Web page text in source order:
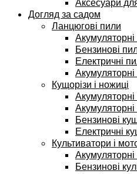
Аксесуари
Догляд за садом
Ланцюгові пили
Бензинові
Електричні
Акумуляторні
Кущорізи і ножиці
Акумуляторні
Акумуляторні
Бензинові
Електричні
Культиватори і
Акумуляторні
Бензинові